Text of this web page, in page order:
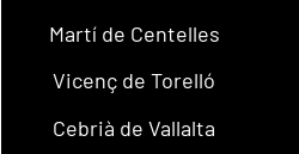
Martí de Centelles
Vicenç de Torelló
Cebrià de Vallalta